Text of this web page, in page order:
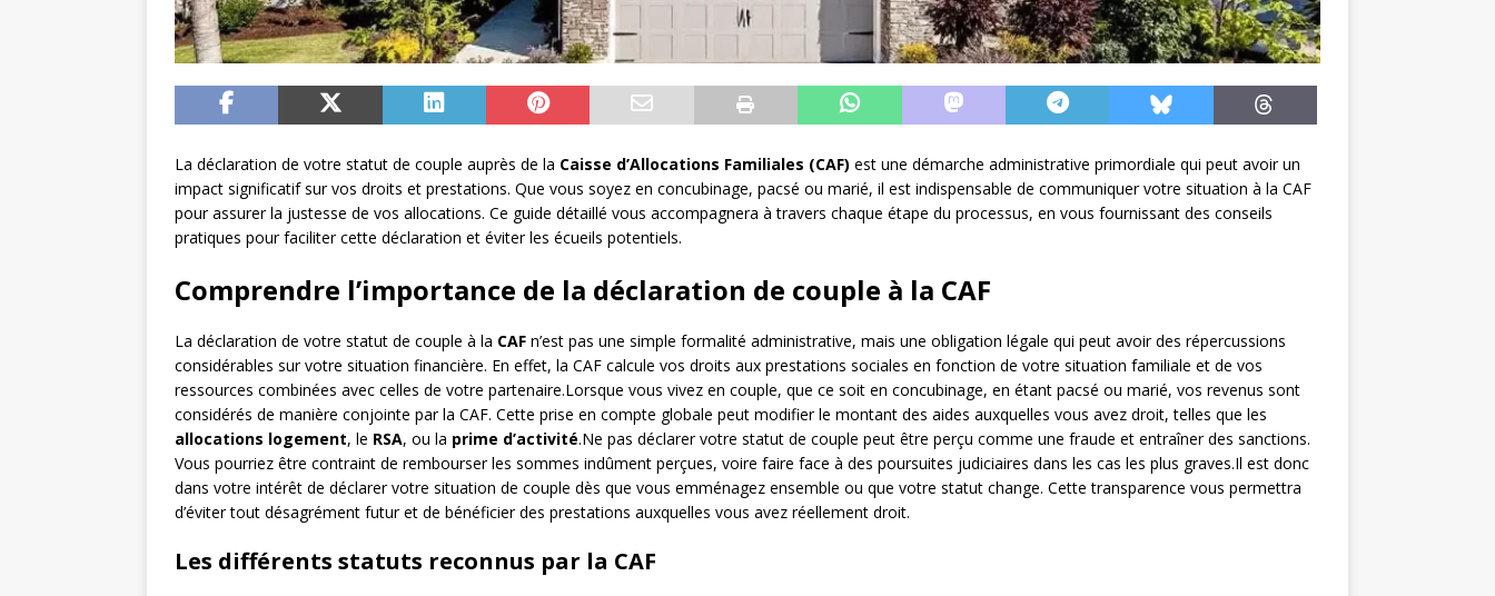
La déclaration de votre statut de couple auprès de la Caisse d’Allocations Familiales (CAF) est une démarche administrative primordiale qui peut avoir un
impact significatif sur vos droits et prestations. Que vous soyez en concubinage, pacsé ou marié, il est indispensable de communiquer votre situation à la CAF
pour assurer la justesse de vos allocations. Ce guide détaillé vous accompagnera à travers chaque étape du processus, en vous fournissant des conseils
pratiques pour faciliter cette déclaration et éviter les écueils potentiels.
Comprendre l’importance de la déclaration de couple à la CAF
La déclaration de votre statut de couple à la CAF n’est pas une simple formalité administrative, mais une obligation légale qui peut avoir des répercussions
considérables sur votre situation financière. En effet, la CAF calcule vos droits aux prestations sociales en fonction de votre situation familiale et de vos
ressources combinées avec celles de votre partenaire.Lorsque vous vivez en couple, que ce soit en concubinage, en étant pacsé ou marié, vos revenus sont
considérés de manière conjointe par la CAF. Cette prise en compte globale peut modifier le montant des aides auxquelles vous avez droit, telles que les
allocations logement, le RSA, ou la prime d’activité.Ne pas déclarer votre statut de couple peut être perçu comme une fraude et entraîner des sanctions.
Vous pourriez être contraint de rembourser les sommes indûment perçues, voire faire face à des poursuites judiciaires dans les cas les plus graves.Il est donc
dans votre intérêt de déclarer votre situation de couple dès que vous emménagez ensemble ou que votre statut change. Cette transparence vous permettra
d’éviter tout désagrément futur et de bénéficier des prestations auxquelles vous avez réellement droit.
Les différents statuts reconnus par la CAF